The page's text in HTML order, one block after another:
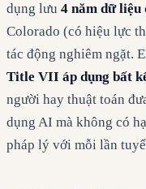
dụng lưu 4 năm dữ liệu
Colorado (có hiệu lực
tác động nghiêm ngặt.
Title VII áp dụng bất
người hay thuật toán
dụng AI mà không có
pháp lý với mỗi lần